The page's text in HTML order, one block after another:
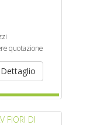
quotazione
Dettaglio